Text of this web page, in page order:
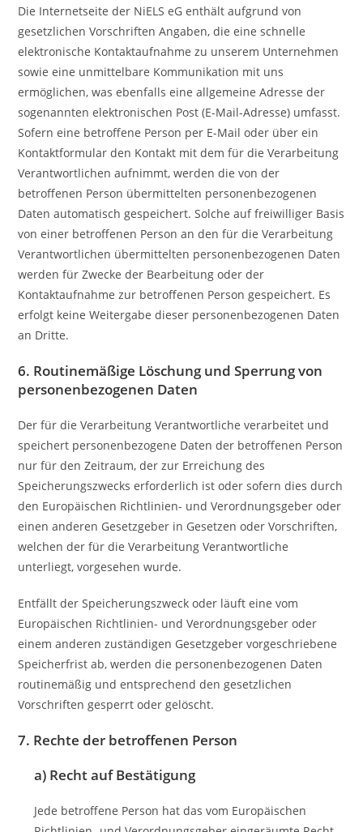
Die Internetseite der NiELS eG enthält aufgrund von
gesetzlichen Vorschriften Angaben, die eine schnelle
elektronische Kontaktaufnahme zu unserem Unternehmen
sowie eine unmittelbare Kommunikation mit uns
ermöglichen, was ebenfalls eine allgemeine Adresse der
sogenannten elektronischen Post (E-Mail-Adresse) umfasst.
Sofern eine betroffene Person per E-Mail oder über ein
Kontaktformular den Kontakt mit dem für die Verarbeitung
Verantwortlichen aufnimmt, werden die von der
betroffenen Person übermittelten personenbezogenen
Daten automatisch gespeichert. Solche auf freiwilliger Basis
von einer betroffenen Person an den für die Verarbeitung
Verantwortlichen übermittelten personenbezogenen Daten
werden für Zwecke der Bearbeitung oder der
Kontaktaufnahme zur betroffenen Person gespeichert. Es
erfolgt keine Weitergabe dieser personenbezogenen Daten
an Dritte.
6. Routinemäßige Löschung und Sperrung von
personenbezogenen Daten
Der für die Verarbeitung Verantwortliche verarbeitet und
speichert personenbezogene Daten der betroffenen Person
nur für den Zeitraum, der zur Erreichung des
Speicherungszwecks erforderlich ist oder sofern dies durch
den Europäischen Richtlinien- und Verordnungsgeber oder
einen anderen Gesetzgeber in Gesetzen oder Vorschriften,
welchen der für die Verarbeitung Verantwortliche
unterliegt, vorgesehen wurde.
Entfällt der Speicherungszweck oder läuft eine vom
Europäischen Richtlinien- und Verordnungsgeber oder
einem anderen zuständigen Gesetzgeber vorgeschriebene
Speicherfrist ab, werden die personenbezogenen Daten
routinemäßig und entsprechend den gesetzlichen
Vorschriften gesperrt oder gelöscht.
7. Rechte der betroffenen Person
a) Recht auf Bestätigung
Jede betroffene Person hat das vom Europäischen